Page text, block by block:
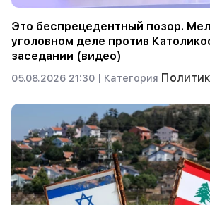
Это беспрецедентный позор.
уголовном деле против
заседании (видео)
05.08.2026 21:30 | Категория